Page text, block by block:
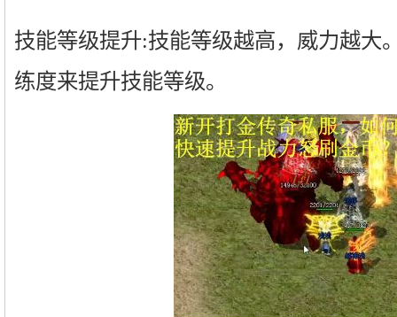
技能等级提升:技能等级越高，威力越大
练度来提升技能等级。